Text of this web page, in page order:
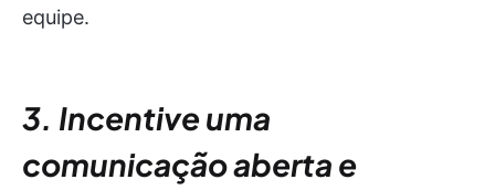
equipe.
3. Incentive uma
comunicação aberta e